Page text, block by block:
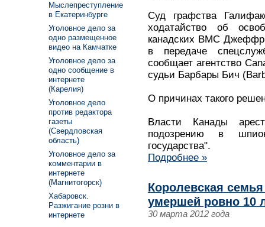
Суд графства
ходатайство об
канадских ВМС
в передаче
сообщает агентство
судьи Барбары Бич
О причинах такого
Власти Канады
подозрению в
государства".
Подробнее »
Королевская
умершей ровно 10
30 марта 2012 года
Мыслепреступление
в Екатеринбурге
Уголовное дело за
одно размещенное
видео на Камчатке
Уголовное дело за
одно сообщение в
интернете
(Карелия)
Уголовное дело
против редактора
газеты
(Свердловская
область)
Уголовное дело за
комментарии в
интернете
(Магнитогорск)
Хабаровск.
Разжигание розни в
интернете